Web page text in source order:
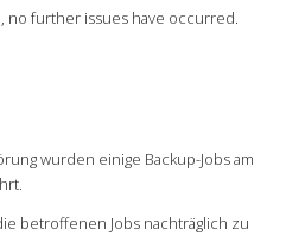
no further issues have occurred.
wurden einige Backup-Jobs am
betroffenen Jobs nachträglich zu